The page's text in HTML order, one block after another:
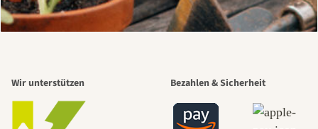
Wir unterstützen Bezahlen & Sicherheit